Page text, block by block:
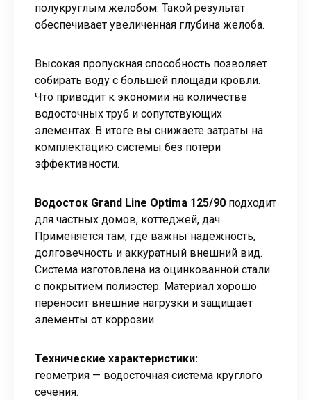
полукруглым желобом. Такой результат
обеспечивает увеличенная глубина желоба.
Высокая пропускная способность позволяет
собирать воду с большей площади кровли.
Что приводит к экономии на количестве
водосточных труб и сопутствующих
элементах. В итоге вы снижаете затраты на
комплектацию системы без потери
эффективности.
Водосток Grand Line Optima 125/90 подходит
для частных домов, коттеджей, дач.
Применяется там, где важны надежность,
долговечность и аккуратный внешний вид.
Система изготовлена из оцинкованной стали
с покрытием полиэстер. Материал хорошо
переносит внешние нагрузки и защищает
элементы от коррозии.
Технические характеристики:
геометрия — водосточная система круглого
сечения.